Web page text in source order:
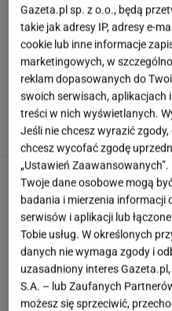
ma problem
SUBSKRYPCJA
Trump
Ukrainie.
Księżniczka
spędzi w
Urzędnicy
MATERIAŁ
Gazeta.pl sp. z o.o., będą
takie jak adresy IP, adresy e-
cookie lub inne informacje
marketingowych, w
reklam dopasowanych do
swoich serwisach, aplikacjach
treści w nich wyświetlanych.
Jeśli nie chcesz wyrazić
chcesz wycofać zgodę
„Ustawień Zaawansowanych”.
Twoje dane osobowe mogą
badania i mierzenia
serwisów i aplikacji lub
Tobie usług. W określonych
danych nie wymaga zgody i
uzasadniony interes
S.A. – lub Zaufanych
możesz się sprzeciwić,